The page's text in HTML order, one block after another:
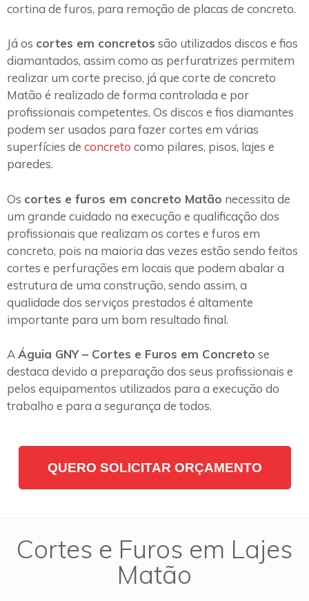
cortina de furos, para remoção de placas de concreto.
Já os cortes em concretos são utilizados discos e fios
diamantados, assim como as perfuratrizes permitem
realizar um corte preciso, já que corte de concreto
Matão é realizado de forma controlada e por
profissionais competentes. Os discos e fios diamantes
podem ser usados para fazer cortes em várias
superfícies de concreto como pilares, pisos, lajes e
paredes.
Os cortes e furos em concreto Matão necessita de
um grande cuidado na execução e qualificação dos
profissionais que realizam os cortes e furos em
concreto, pois na maioria das vezes estão sendo feitos
cortes e perfurações em locais que podem abalar a
estrutura de uma construção, sendo assim, a
qualidade dos serviços prestados é altamente
importante para um bom resultado final.
AÁguia GNY – Cortes e Furos em Concreto se
destaca devido a preparação dos seus profissionais e
pelos equipamentos utilizados para a execução do
trabalho e para a segurança de todos.
QUERO SOLICITAR ORÇAMENTO
Cortes e Furos em Lajes
Matão